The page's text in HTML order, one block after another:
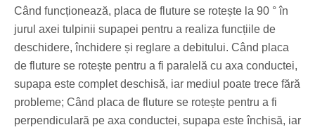
Când funcționează, placa de fluture se rotește la 90 ° în
jurul axei tulpinii supapei pentru a realiza funcțiile de
deschidere, închidere și reglare a debitului. Când placa
de fluture se rotește pentru a fi paralelă cu axa conductei,
supapa este complet deschisă, iar mediul poate trece fără
probleme; Când placa de fluture se rotește pentru a fi
perpendiculară pe axa conductei, supapa este închisă, iar